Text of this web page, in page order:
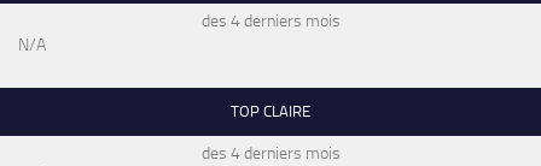
des 4 derniers mois
N/A
TOP CLAIRE
des 4 derniers mois